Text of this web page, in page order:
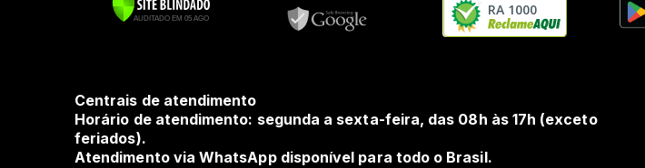
RA 1000
Centrais de atendimento
Horário de atendimento: segunda a sexta-feira, das 08h às 17h (exceto
feriados).
Atendimento via WhatsApp disponível para todo o Brasil.